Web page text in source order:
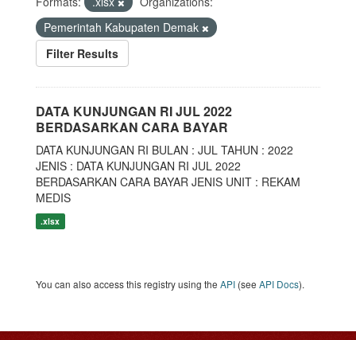
Pemerintah Kabupaten Demak
Filter Results
DATA KUNJUNGAN RI JUL 2022
BERDASARKAN CARA BAYAR
DATA KUNJUNGAN RI BULAN : JUL TAHUN : 2022
JENIS : DATA KUNJUNGAN RI JUL 2022
BERDASARKAN CARA BAYAR JENIS UNIT : REKAM
MEDIS
.xlsx
You can also access this registry using the API (see API Docs).